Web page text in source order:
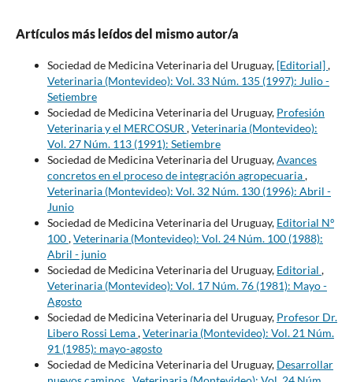
Artículos más leídos del mismo autor/a
Sociedad de Medicina Veterinaria del Uruguay, [Editorial],
Veterinaria (Montevideo): Vol. 33 Núm. 135 (1997): Julio -
Setiembre
Sociedad de Medicina Veterinaria del Uruguay, Profesión
Veterinaria y el MERCOSUR ,Veterinaria (Montevideo):
Vol. 27 Núm. 113 (1991): Setiembre
Sociedad de Medicina Veterinaria del Uruguay,Avances
concretos en el proceso de integración agropecuaria,
Veterinaria (Montevideo): Vol. 32 Núm. 130 (1996): Abril -
Junio
Sociedad de Medicina Veterinaria del Uruguay, Editorial Nº
100,Veterinaria (Montevideo): Vol. 24 Núm. 100 (1988):
Abril - junio
Sociedad de Medicina Veterinaria del Uruguay, Editorial ,
Veterinaria (Montevideo): Vol. 17 Núm. 76 (1981): Mayo -
Agosto
Sociedad de Medicina Veterinaria del Uruguay, Profesor Dr.
Libero Rossi Lema,Veterinaria (Montevideo): Vol. 21 Núm.
91 (1985): mayo-agosto
Sociedad de Medicina Veterinaria del Uruguay, Desarrollar